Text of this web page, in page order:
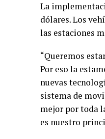
La
dólares. Los
las estaciones
“Queremos
Por eso la
nuevas
sistema de
mejor por toda
es nuestro